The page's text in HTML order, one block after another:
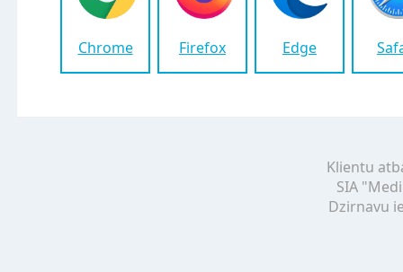
Chrome Firefox Edge
Klientu
SIA
Dzirnavu